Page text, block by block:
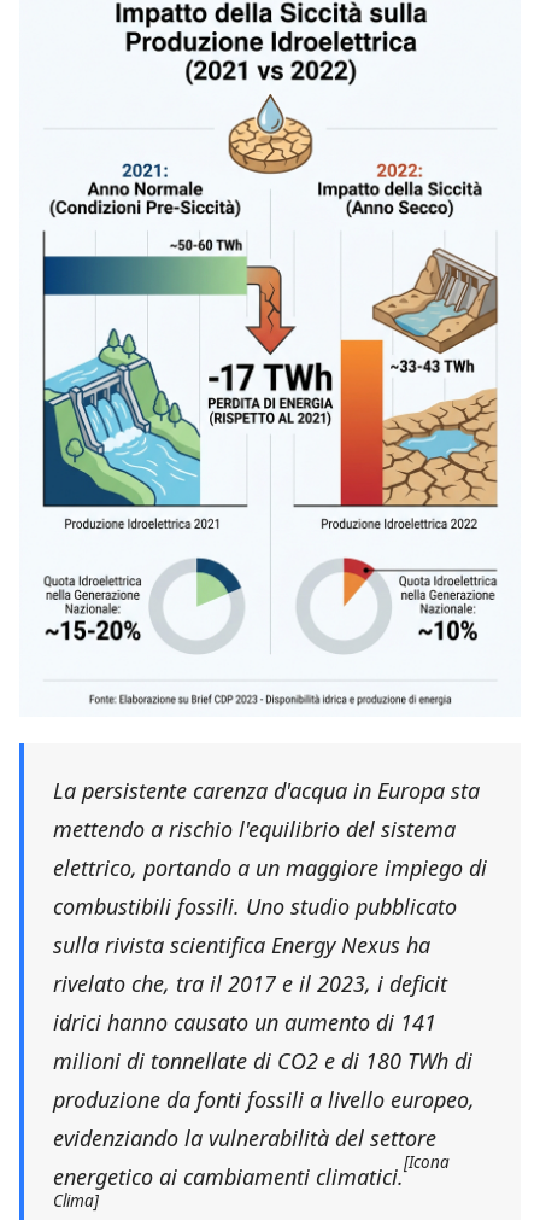
La persistente carenza d'acqua in Europa sta
mettendo a rischio l'equilibrio del sistema
elettrico, portando a un maggiore impiego di
combustibili fossili. Uno studio pubblicato
sulla rivista scientifica Energy Nexus ha
rivelato che, tra il 2017 e il 2023, i deficit
idrici hanno causato un aumento di 141
milioni di tonnellate di CO2 e di 180 TWh di
produzione da fonti fossili a livello europeo,
evidenziando la vulnerabilità del settore
energetico ai cambiamenti climatici.[Icona
Clima]